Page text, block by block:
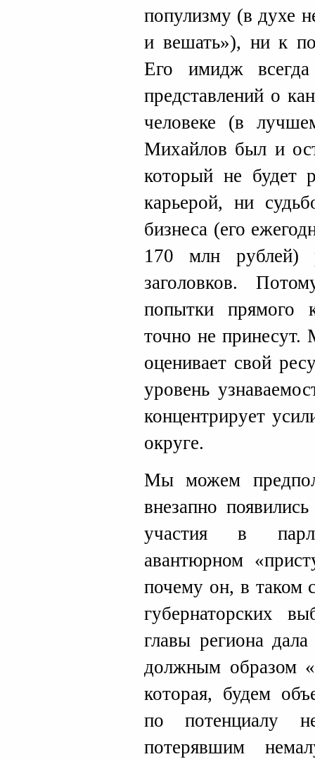
популизму (в духе
и вешать»), ни к
Его имидж всегда
представлений о
человеке (в
Михайлов был и
который не будет
карьерой, ни
бизнеса (его
170 млн рублей)
заголовков.
попытки прямого
точно не принесут.
оценивает свой
уровень
концентрирует
округе.
Мы можем
внезапно
участия в
авантюрном
почему он, в таком
губернаторских
главы региона
должным образом
которая, будем
по потенциалу
потерявшим